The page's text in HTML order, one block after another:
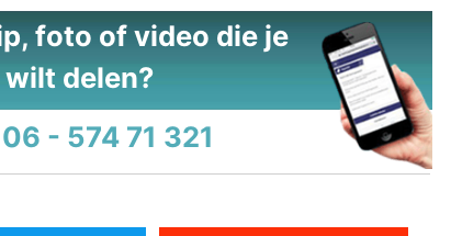
foto of video die je
delen?
06 - 574 71 321